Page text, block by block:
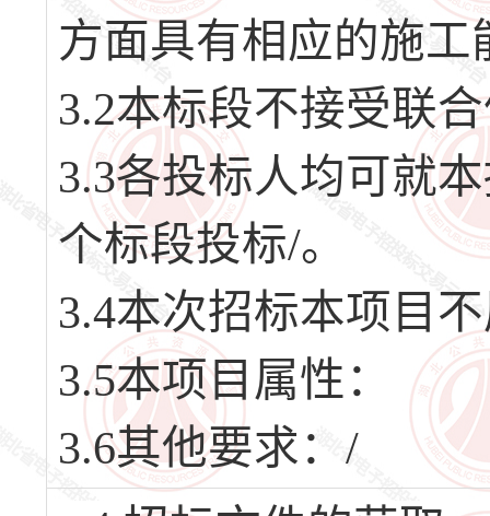
方面具有相应的施工
3.2本标段不接受联
3.3各投标人均可就
个标段投标/。
3.4本次招标本项目
3.5本项目属性：
3.6其他要求：/